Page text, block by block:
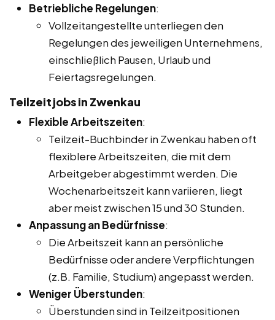
Betriebliche Regelungen:
Vollzeitangestellte unterliegen den
Regelungen des jeweiligen Unternehmens,
einschließlich Pausen, Urlaub und
Feiertagsregelungen.
Teilzeitjobs in Zwenkau
Flexible Arbeitszeiten:
Teilzeit-Buchbinder in Zwenkau haben oft
flexiblere Arbeitszeiten, die mit dem
Arbeitgeber abgestimmt werden. Die
Wochenarbeitszeit kann variieren, liegt
aber meist zwischen 15 und 30 Stunden.
Anpassung an Bedürfnisse:
Die Arbeitszeit kann an persönliche
Bedürfnisse oder andere Verpflichtungen
(z.B. Familie, Studium) angepasst werden.
Weniger Überstunden:
Überstunden sind in Teilzeitpositionen